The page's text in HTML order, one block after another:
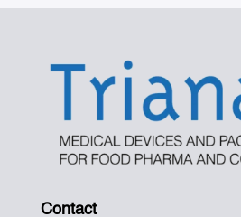
Contact